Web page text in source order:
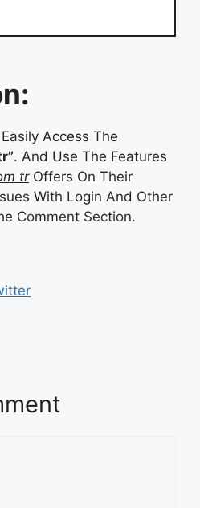
Access The
. And Use The Features
trOffers On Their
With Login And Other
Comment Section.